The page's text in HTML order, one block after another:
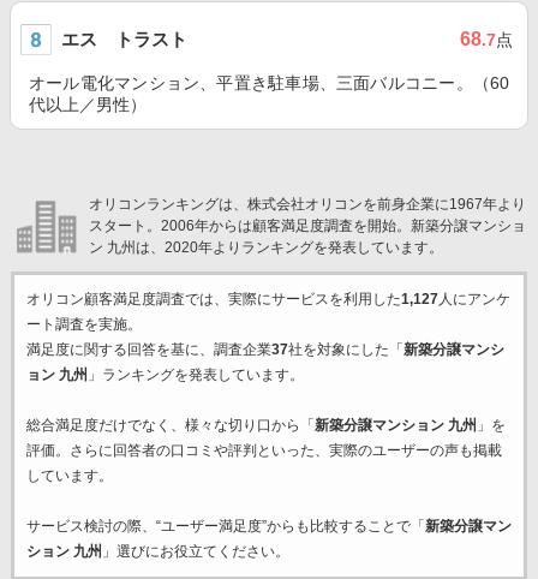
エス トラスト 68.7点
オール電化マンション、平置き駐車場、三面バルコニー。（60
代以上／男性）
オリコンランキングは、株式会社オリコンを前身企業に1967年より
スタート。2006年からは顧客満足度調査を開始。新築分譲マンショ
ン 九州は、2020年よりランキングを発表しています。
オリコン顧客満足度調査では、実際にサービスを利用した1,127人にアンケ
ート調査を実施。
満足度に関する回答を基に、調査企業37社を対象にした「 新築分譲マンシ
ョン 九州 」ランキングを発表しています。
総合満足度だけでなく、様々な切り口から「 新築分譲マンション 九州 」を
評価。さらに回答者の口コミや評判といった、実際のユーザーの声も掲載
しています。
サービス検討の際、“ユーザー満足度”からも比較することで「 新築分譲マン
ション 九州 」選びにお役立てください。